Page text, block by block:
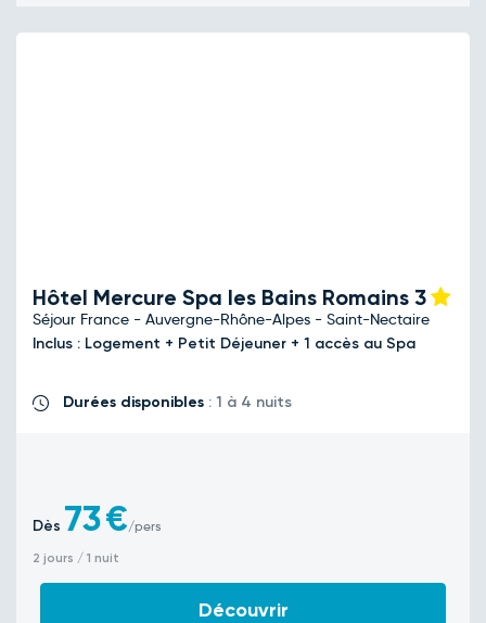
Hôtel Mercure Spa les Bains Romains 3
Séjour France - Auvergne-Rhône-Alpes - Saint-Nectaire
Inclus : Logement + Petit Déjeuner + 1 accès au Spa
Durées disponibles : 1 à 4 nuits
Dès 73€/pers
2 jours / 1 nuit
Découvrir